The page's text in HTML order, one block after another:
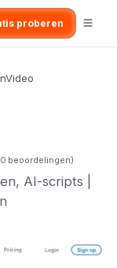
proberen
beoordelingen)
AI-scripts |